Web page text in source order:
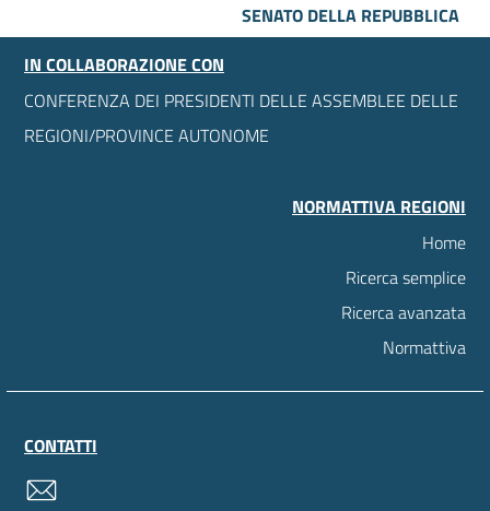
SENATO DELLA REPUBBLICA
IN COLLABORAZIONE CON
CONFERENZA DEI PRESIDENTI DELLE ASSEMBLEE DELLE
REGIONI/PROVINCE AUTONOME
NORMATTIVA REGIONI
Home
Ricerca semplice
Ricerca avanzata
Normattiva
CONTATTI